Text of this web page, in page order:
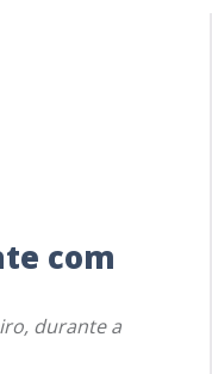
com
durante a